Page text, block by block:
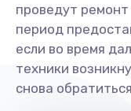
проведут
период
если во время
техники
снова